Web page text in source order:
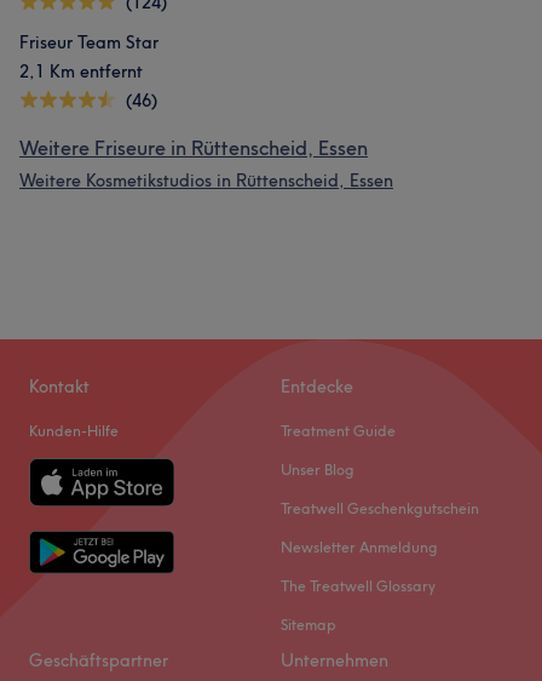
Friseur Team Star
2,1 Km entfernt
(46)
Weitere Friseure in Rüttenscheid, Essen
Weitere Kosmetikstudios in Rüttenscheid, Essen
Kontakt
Kunden-Hilfe
Entdecke
Treatment Guide
Unser Blog
Treatwell Geschenkgutschein
Newsletter Anmeldung
The Treatwell Glossary
Sitemap
Geschäftspartner Unternehmen